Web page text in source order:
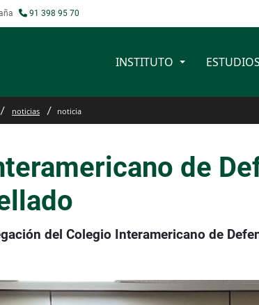
91 398 95 70
INSTITUTO ESTUDIOS
noticias noticia
de
del Colegio Interamericano de